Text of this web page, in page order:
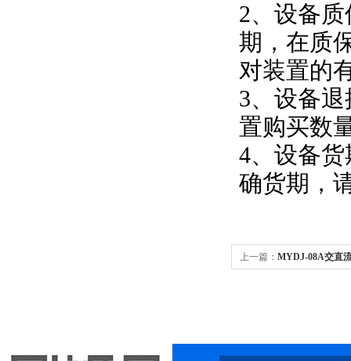
2、设备
期，在质
对装置的
3、设备
置购买数
4、设备
确货期，
上一篇： MYDJ-08A交直